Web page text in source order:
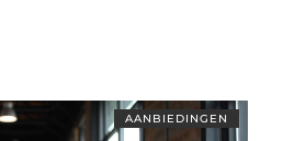
AANBIEDINGEN